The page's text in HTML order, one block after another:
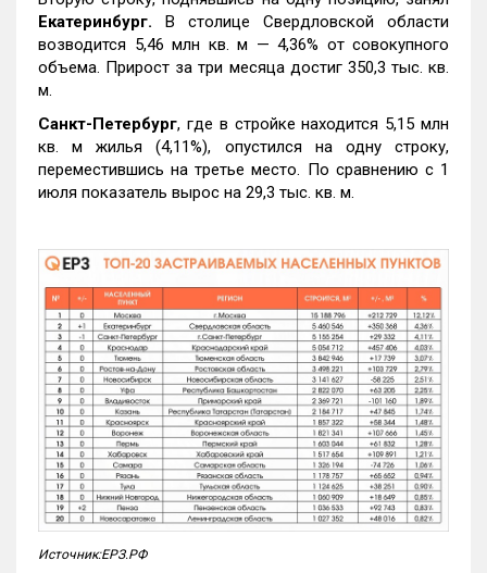
Екатеринбург. В столице Свердловской области
возводится 5,46 млн кв. м — 4,36% от совокупного
объема. Прирост за три месяца достиг 350,3 тыс. кв.
м.
Санкт-Петербург, где в стройке находится 5,15 млн
кв. м жилья (4,11%), опустился на одну строку,
переместившись на третье место. По сравнению с 1
июля показатель вырос на 29,3 тыс. кв. м.
Источник:ЕРЗ.РФ